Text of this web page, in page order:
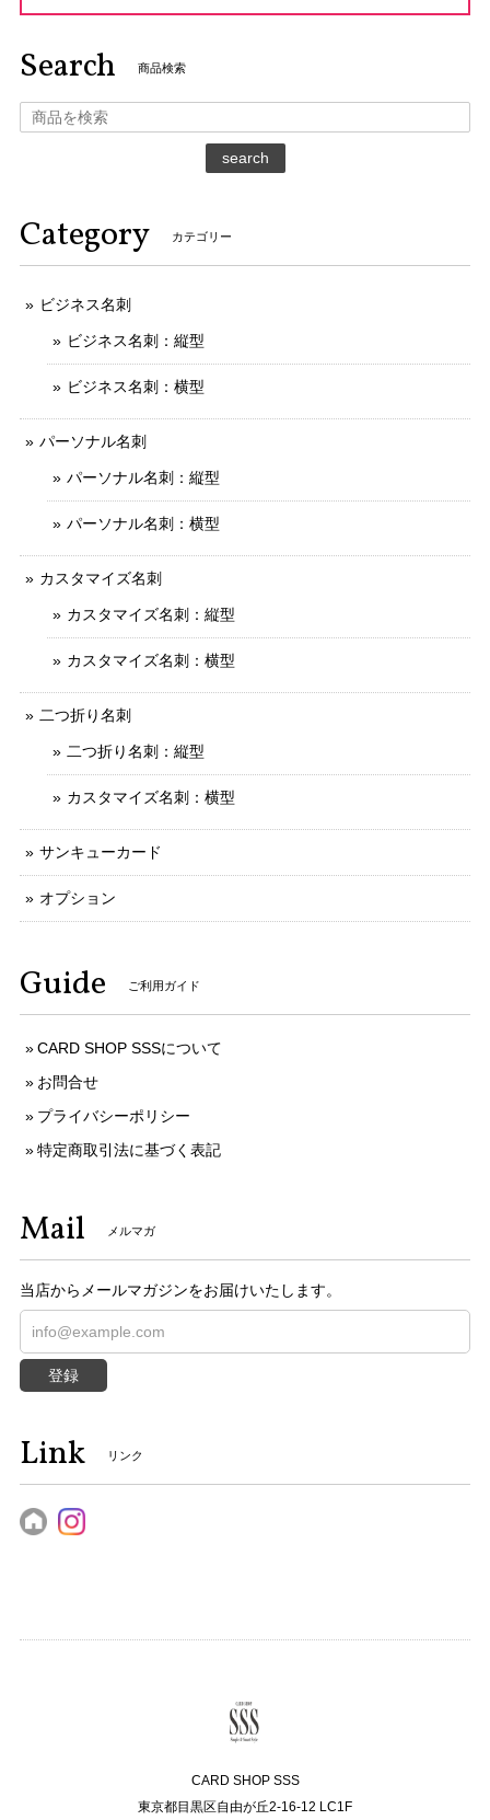
Search 商品検索
search
Category カテゴリー
ビジネス名刺
ビジネス名刺：縦型
ビジネス名刺：横型
パーソナル名刺
パーソナル名刺：縦型
パーソナル名刺：横型
カスタマイズ名刺
カスタマイズ名刺：縦型
カスタマイズ名刺：横型
二つ折り名刺
二つ折り名刺：縦型
カスタマイズ名刺：横型
サンキューカード
オプション
Guide ご利用ガイド
CARD SHOP SSSについて
お問合せ
プライバシーポリシー
特定商取引法に基づく表記
Mail メルマガ
当店からメールマガジンをお届けいたします。
登録
Link リンク
CARD SHOP SSS
東京都目黒区自由が丘2-16-12 LC1F